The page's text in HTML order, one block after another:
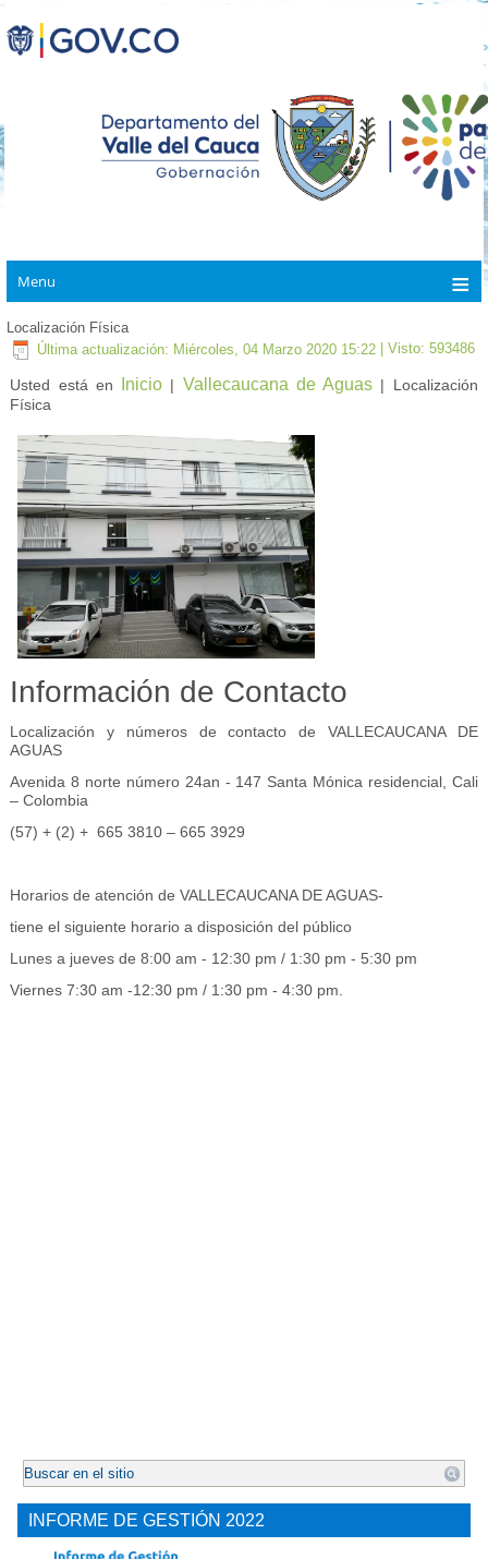
Menu
Localización Física
Última actualización: Miércoles, 04 Marzo 2020 15:22 | Visto: 593486
Usted está en Inicio | Vallecaucana de Aguas | Localización
Física
Información de Contacto
Localización y números de contacto de VALLECAUCANA DE
AGUAS
Avenida 8 norte número 24an - 147 Santa Mónica residencial, Cali
– Colombia
(57) + (2) + 665 3810 – 665 3929
Horarios de atención de VALLECAUCANA DE AGUAS-
tiene el siguiente horario a disposición del público
Lunes a jueves de 8:00 am - 12:30 pm / 1:30 pm - 5:30 pm
Viernes 7:30 am -12:30 pm / 1:30 pm - 4:30 pm.
.
INFORME DE GESTIÓN 2022